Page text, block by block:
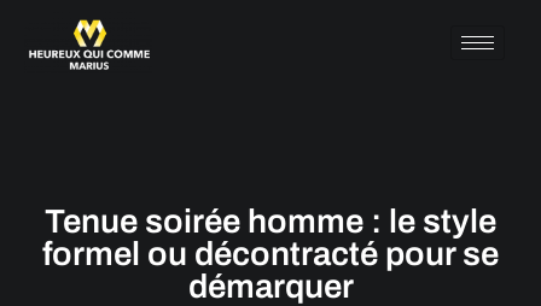
Tenue soirée homme : le style
formel ou décontracté pour se
démarquer